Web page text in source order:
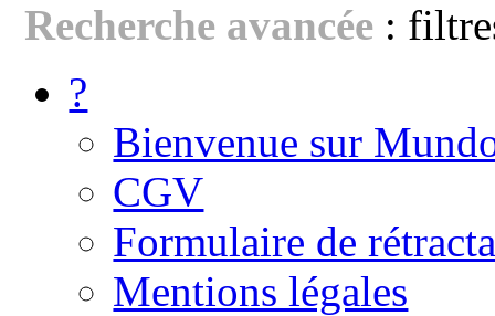
Recherche avancée :
?
Bienvenue sur
CGV
Formulaire de
Mentions légales